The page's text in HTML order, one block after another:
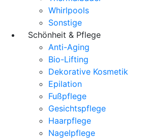
Whirlpools
Sonstige
Schönheit & Pflege
Anti-Aging
Bio-Lifting
Dekorative Kosmetik
Epilation
Fußpflege
Gesichtspflege
Haarpflege
Nagelpflege